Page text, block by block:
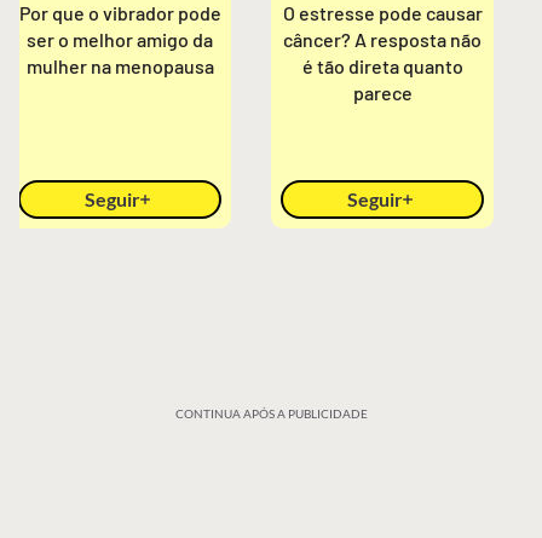
Por que o vibrador pode
ser o melhor amigo da
mulher na menopausa
Seguir
O estresse pode causar
câncer? A resposta não
é tão direta quanto
parece
Seguir
CONTINUA APÓS A PUBLICIDADE